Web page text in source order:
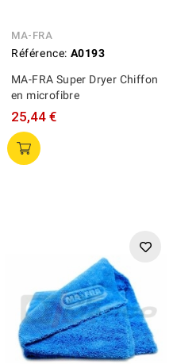
MA-FRA
Référence: A0193
MA-FRA Super Dryer Chiffon
en microfibre
25,44 €